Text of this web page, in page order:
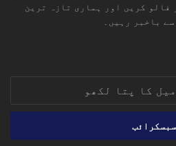
فالو کریں اور ہماری تازہ ترین
باخبر رہیں۔